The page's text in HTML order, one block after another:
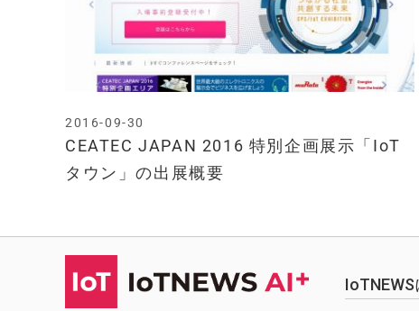
CEATEC JAPAN 2016 特別企画展示「IoT
タウン」の出展概要
2016-09-30